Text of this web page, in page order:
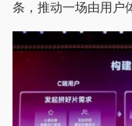
条，推动一场由用户